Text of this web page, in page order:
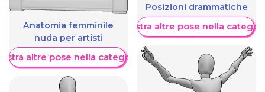
Anatomia femminile
nuda per artisti
altre pose nella categoria
Posizioni drammatiche
Mostra altre pose nella